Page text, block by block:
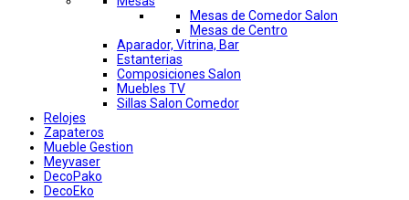
Mesas de Comedor Salon
Mesas de Centro
Aparador, Vitrina, Bar
Estanterias
Composiciones Salon
Muebles TV
Sillas Salon Comedor
Relojes
Zapateros
Mueble Gestion
Meyvaser
DecoPako
DecoEko